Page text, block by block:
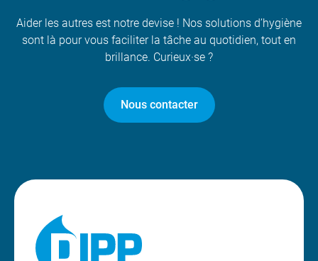
Aider les autres est notre devise ! Nos solutions d’hygiène
sont là pour vous faciliter la tâche au quotidien, tout en
brillance. Curieux·se ?
Nous contacter